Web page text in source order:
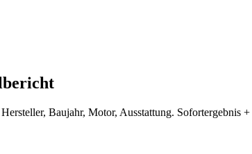
Baujahr, Motor, Ausstattung. Sofortergebnis